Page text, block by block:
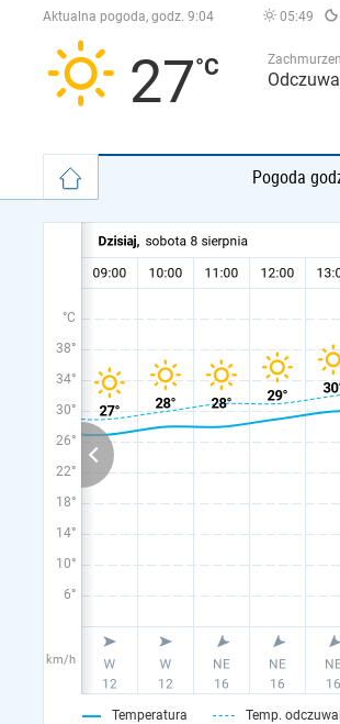
Aktualna pogoda, godz. 9:04 05:49
27
Pogoda
°C
38°
34°
30°
26°
22°
18°
14°
10°
6°
km/h
Temperatura Temp.